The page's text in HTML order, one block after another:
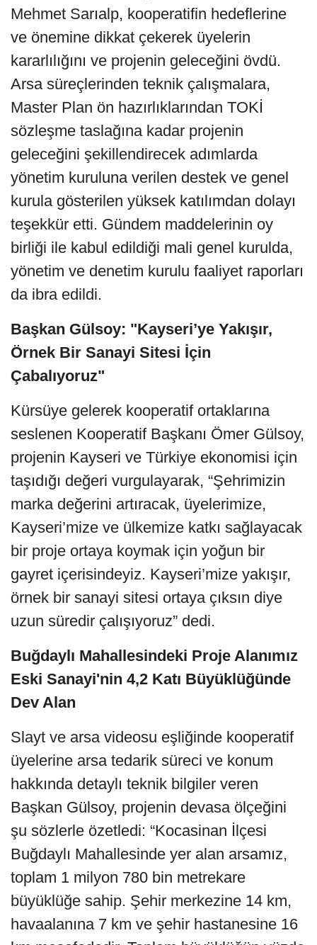
Mehmet Sarıalp, kooperatifin hedeflerine
ve önemine dikkat çekerek üyelerin
kararlılığını ve projenin geleceğini övdü.
Arsa süreçlerinden teknik çalışmalara,
Master Plan ön hazırlıklarından TOKİ
sözleşme taslağına kadar projenin
geleceğini şekillendirecek adımlarda
yönetim kuruluna verilen destek ve genel
kurula gösterilen yüksek katılımdan dolayı
teşekkür etti. Gündem maddelerinin oy
birliği ile kabul edildiği mali genel kurulda,
yönetim ve denetim kurulu faaliyet raporları
da ibra edildi.
Başkan Gülsoy: "Kayseri’ye Yakışır,
Örnek Bir Sanayi Sitesi İçin
Çabalıyoruz"
Kürsüye gelerek kooperatif ortaklarına
seslenen Kooperatif Başkanı Ömer Gülsoy,
projenin Kayseri ve Türkiye ekonomisi için
taşıdığı değeri vurgulayarak, “Şehrimizin
marka değerini artıracak, üyelerimize,
Kayseri’mize ve ülkemize katkı sağlayacak
bir proje ortaya koymak için yoğun bir
gayret içerisindeyiz. Kayseri’mize yakışır,
örnek bir sanayi sitesi ortaya çıksın diye
uzun süredir çalışıyoruz” dedi.
Buğdaylı Mahallesindeki Proje Alanımız
Eski Sanayi'nin 4,2 Katı Büyüklüğünde
Dev Alan
Slayt ve arsa videosu eşliğinde kooperatif
üyelerine arsa tedarik süreci ve konum
hakkında detaylı teknik bilgiler veren
Başkan Gülsoy, projenin devasa ölçeğini
şu sözlerle özetledi: “Kocasinan İlçesi
Buğdaylı Mahallesinde yer alan arsamız,
toplam 1 milyon 780 bin metrekare
büyüklüğe sahip. Şehir merkezine 14 km,
havaalanına 7 km ve şehir hastanesine 16